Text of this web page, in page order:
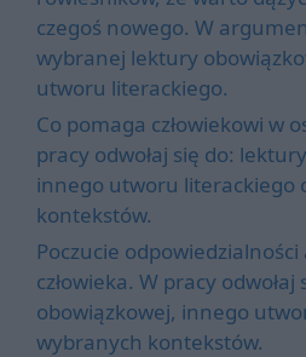
czegoś nowego. W
wybranej lektury
utworu literackiego.
Co pomaga człowiekowi w
pracy odwołaj się do:
innego utworu literackiego
kontekstów.
Poczucie
człowieka. W pracy
obowiązkowej, innego
wybranych kontekstów.